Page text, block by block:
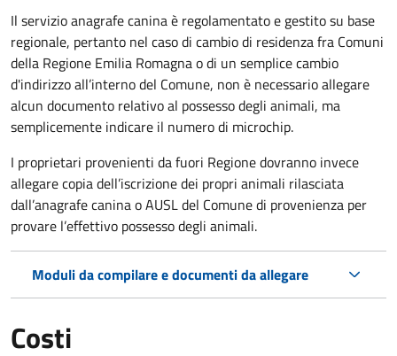
Il servizio anagrafe canina è regolamentato e gestito su base
regionale, pertanto nel caso di cambio di residenza fra Comuni
della Regione Emilia Romagna o di un semplice cambio
d'indirizzo all’interno del Comune, non è necessario allegare
alcun documento relativo al possesso degli animali, ma
semplicemente indicare il numero di microchip.
I proprietari provenienti da fuori Regione dovranno invece
allegare copia dell’iscrizione dei propri animali rilasciata
dall’anagrafe canina o AUSL del Comune di provenienza per
provare l’effettivo possesso degli animali.
Moduli da compilare e documenti da allegare
Costi